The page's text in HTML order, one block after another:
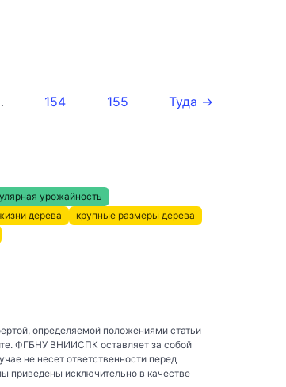
154 155 Туда →
урожайность
дерева
крупные размеры дерева
определяемой положениями статьи
ФГБНУ ВНИИСПК оставляет за собой
не несет ответственности перед
приведены исключительно в качестве